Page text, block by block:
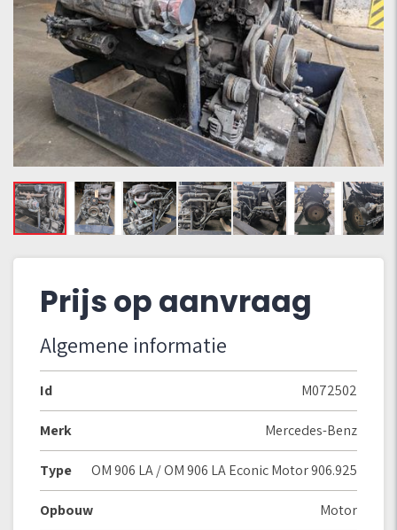
Prijs op aanvraag
Algemene informatie
Id M072502
Merk Mercedes-Benz
Type OM 906 LA / OM 906 LA Econic Motor 906.925
Opbouw Motor